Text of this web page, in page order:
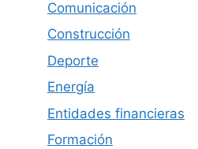
Comunicación
Construcción
Deporte
Energía
Entidades financieras
Formación